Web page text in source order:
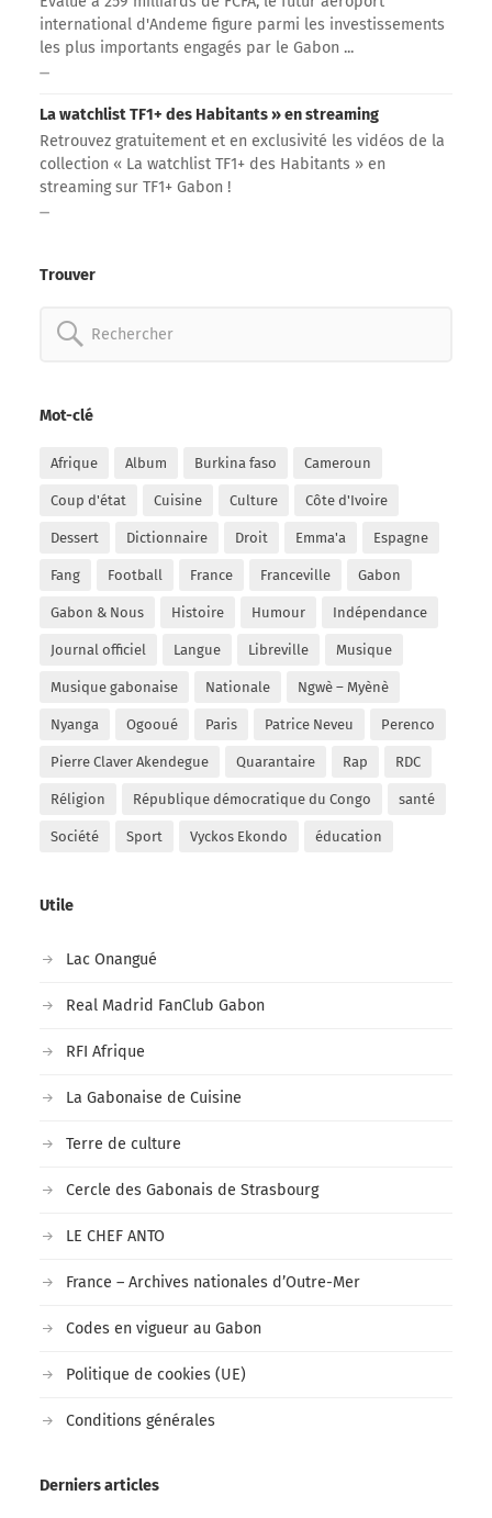
international d'Andeme figure parmi les investissements
les plus importants engagés par le Gabon ...
La watchlist TF1+ des Habitants » en streaming
Retrouvez gratuitement et en exclusivité les vidéos de la
collection « La watchlist TF1+ des Habitants » en
streaming sur TF1+ Gabon !
Trouver
Rechercher:
Mot-clé
Afrique Album Burkina faso Cameroun
Coup d'état Cuisine Culture Côte d'Ivoire
Dessert Dictionnaire Droit Emma'a Espagne
Fang Football France Franceville Gabon
Gabon & Nous Histoire Humour Indépendance
Journal officiel Langue Libreville Musique
Musique gabonaise Nationale Ngwè – Myènè
Nyanga Ogooué Paris Patrice Neveu Perenco
Pierre Claver Akendegue Quarantaire Rap RDC
Réligion République démocratique du Congo santé
Société Sport Vyckos Ekondo éducation
Utile
Lac Onangué
Real Madrid FanClub Gabon
RFI Afrique
La Gabonaise de Cuisine
Terre de culture
Cercle des Gabonais de Strasbourg
LE CHEF ANTO
France – Archives nationales d’Outre-Mer
Codes en vigueur au Gabon
Politique de cookies (UE)
Conditions générales
Derniers articles